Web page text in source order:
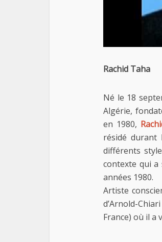
Rachid Taha
Né le 18
Algérie,
en 1980,
résidé durant
différents
contexte qui a
années 1980.
Artiste
d’Arnold-
France) où il a